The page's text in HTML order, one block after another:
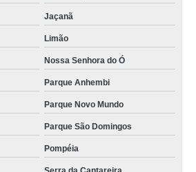
Jaçanã
Limão
Nossa Senhora do Ó
Parque Anhembi
Parque Novo Mundo
Parque São Domingos
Pompéia